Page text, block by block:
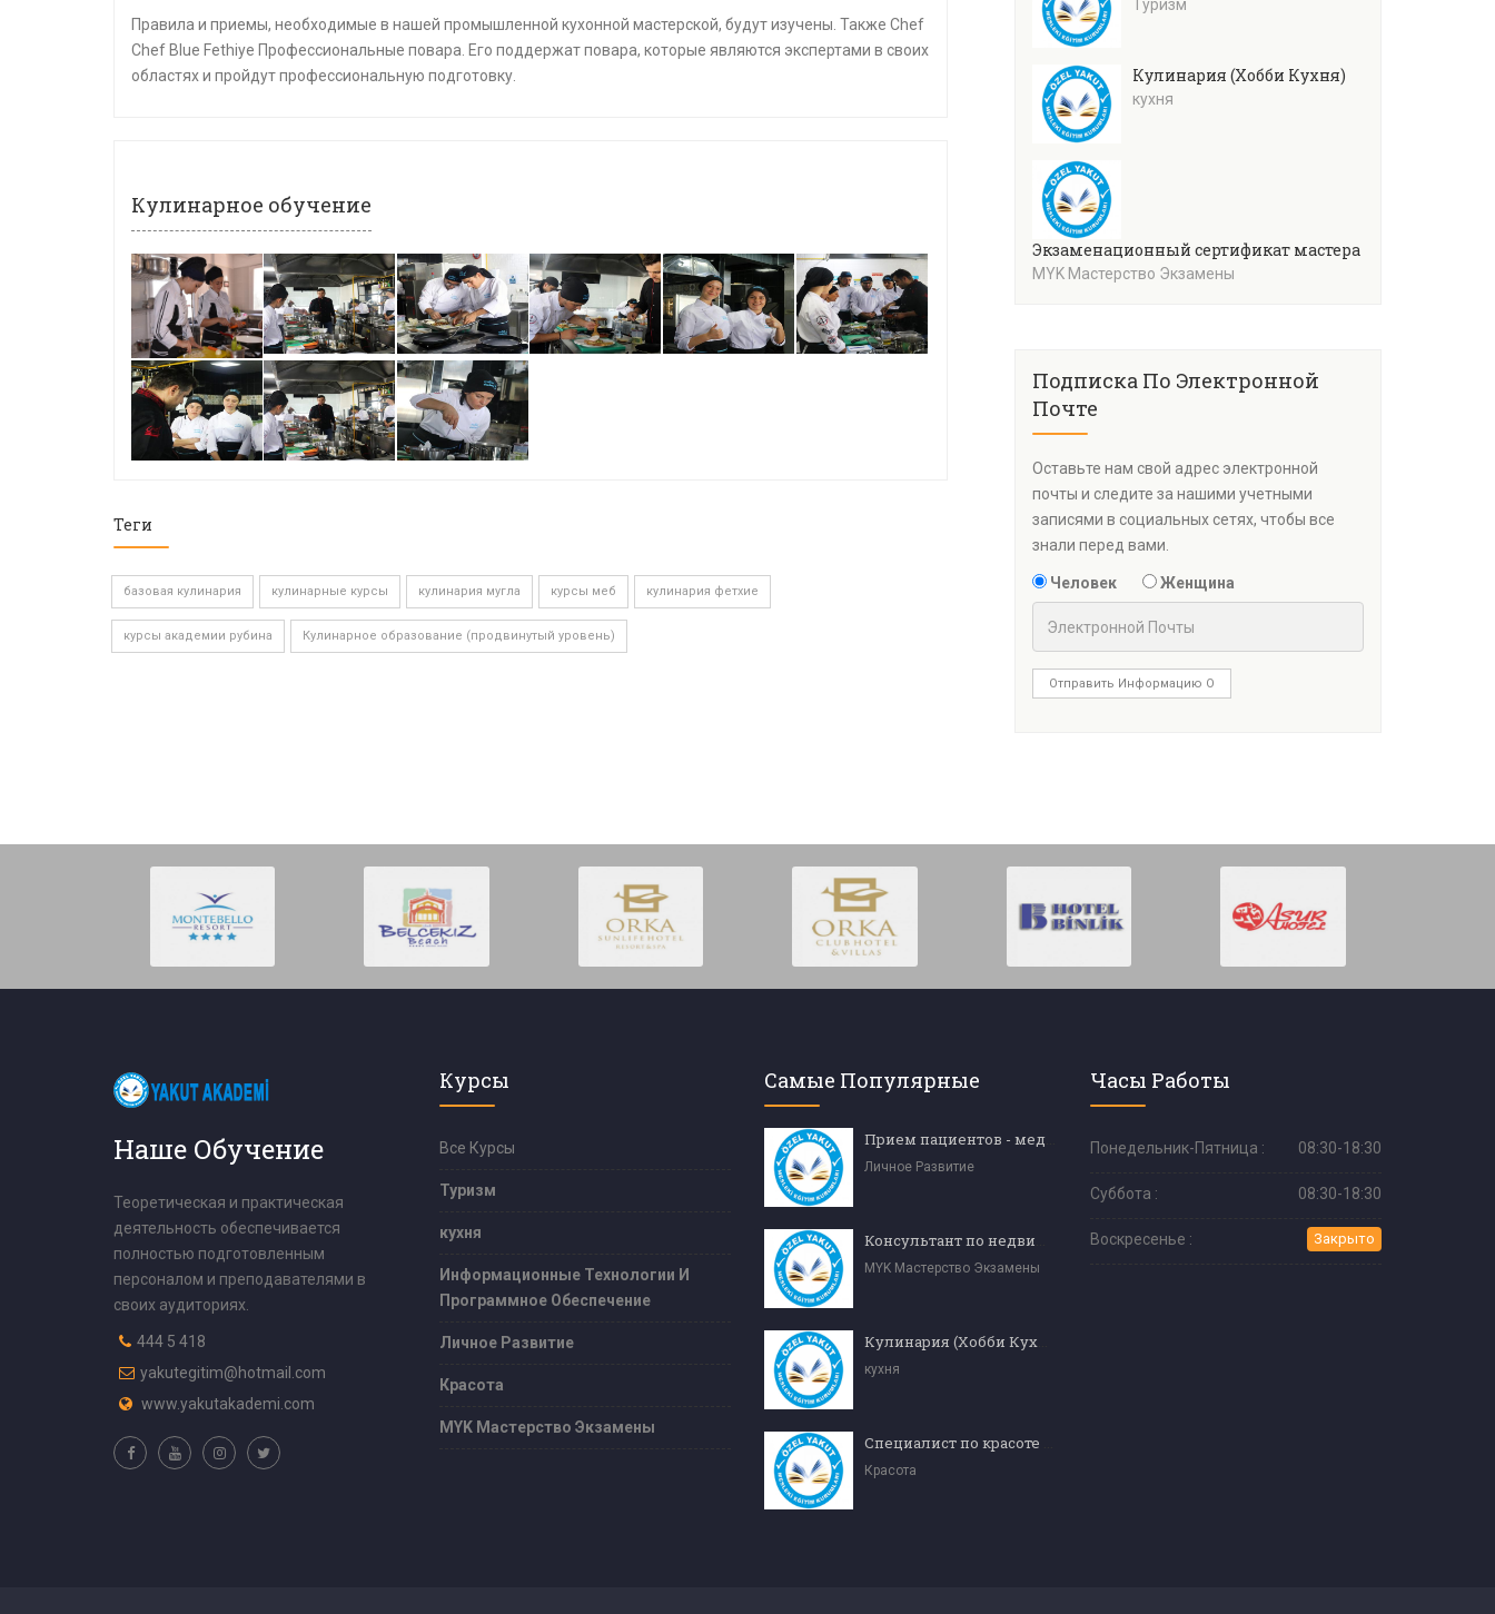
Правила и приемы, необходимые в нашей промышленной кухонной мастерской, будут изучены. Также Chef
Chef Blue Fethiye Профессиональные повара. Его поддержат повара, которые являются экспертами в своих
областях и пройдут профессиональную подготовку.
Кулинарное обучение
Теги
базовая кулинария кулинарные курсы кулинария мугла курсы меб кулинария фетхие
курсы академии рубина Кулинарное образование (продвинутый уровень)
Туризм
Кулинария (Хобби Кухня)
кухня
Экзаменационный сертификат мастера кулинарии
MYK Мастерство Экзамены
Подписка По Электронной
Почте
Оставьте нам свой адрес электронной
почты и следите за нашими учетными
записями в социальных сетях, чтобы все
знали перед вами.
Человек Женщина
Отправить Информацию О
Наше Обучение
Теоретическая и практическая
деятельность обеспечивается
полностью подготовленным
персоналом и преподавателями в
своих аудиториях.
444 5 418
yakutegitim@hotmail.com
www.yakutakademi.com
Курсы
Все Курсы
Туризм
кухня
Информационные Технологии И
Программное Обеспечение
Личное Развитие
Красота
MYK Мастерство Экзамены
Самые Популярные
Личное Развитие
MYK Мастерство Экзамены
кухня
Красота
Часы Работы
Понедельник-Пятница : 08:30-18:30
Суббота : 08:30-18:30
Воскресенье : Закрыто